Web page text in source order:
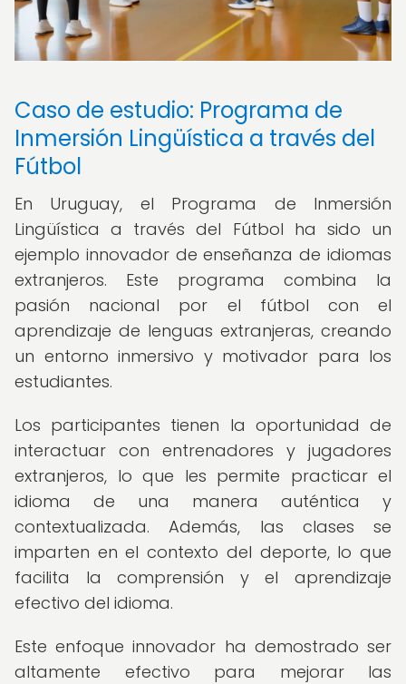
Caso de estudio: Programa de
Inmersión Lingüística a través del
Fútbol
En Uruguay, el Programa de Inmersión
Lingüística a través del Fútbol ha sido un
ejemplo innovador de enseñanza de idiomas
extranjeros. Este programa combina la
pasión nacional por el fútbol con el
aprendizaje de lenguas extranjeras, creando
un entorno inmersivo y motivador para los
estudiantes.
Los participantes tienen la oportunidad de
interactuar con entrenadores y jugadores
extranjeros, lo que les permite practicar el
idioma de una manera auténtica y
contextualizada. Además, las clases se
imparten en el contexto del deporte, lo que
facilita la comprensión y el aprendizaje
efectivo del idioma.
Este enfoque innovador ha demostrado ser
altamente efectivo para mejorar las